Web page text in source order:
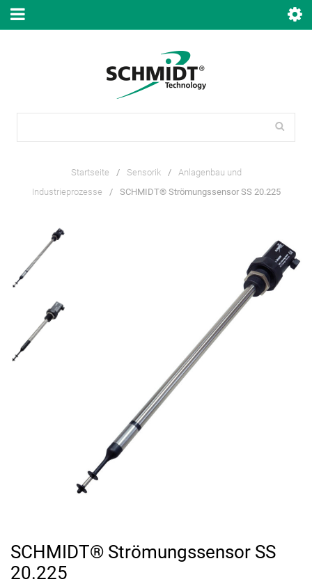
Startseite / Sensorik /
Anlagenbau und
Industrieprozesse
/ SCHMIDT® Strömungssensor SS 20.225
SCHMIDT® Strömungssensor SS
20.225